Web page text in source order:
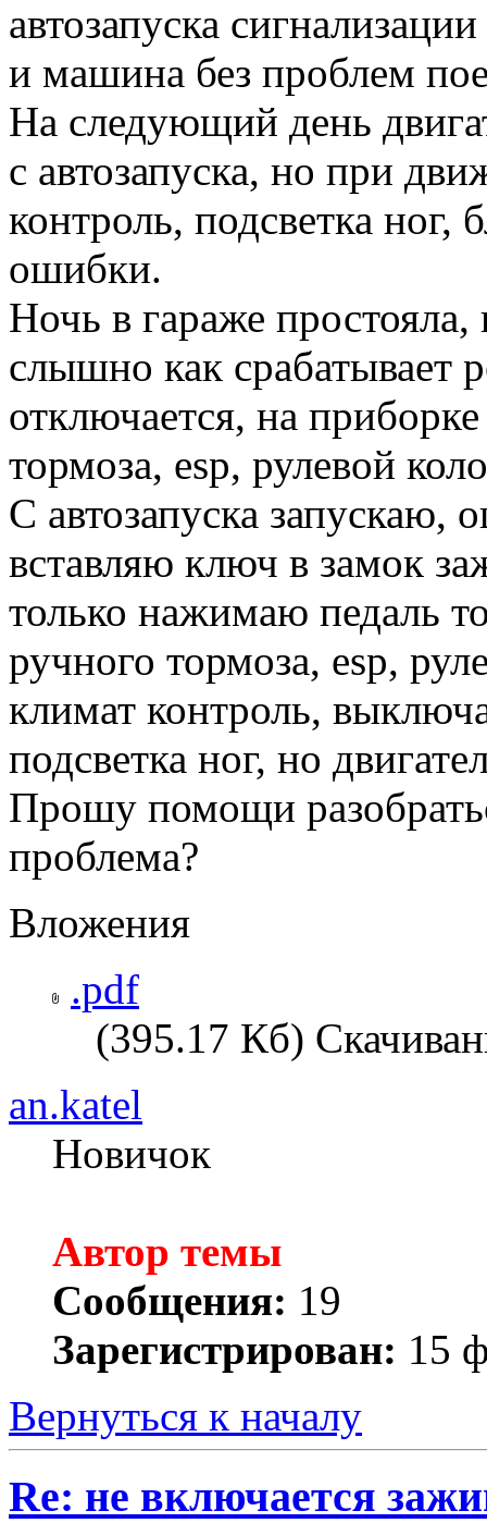
автозапуска
и машина без проблем
На следующий день
с автозапуска, но при
контроль, подсветка ног,
ошибки.
Ночь в гараже
слышно как срабатывает
отключается, на
тормоза, esp, рулевой
С автозапуска запускаю,
вставляю ключ в замок
только нажимаю педаль
ручного тормоза, esp,
климат контроль,
подсветка ног, но
Прошу помощи
проблема?
Вложения
.pdf
(395.17 Кб)
an.katel
Новичок
Автор темы
Сообщения: 19
Зарегистрирован: 15
Вернуться к началу
Re: не включается